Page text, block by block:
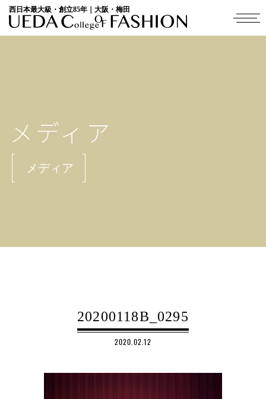
西日本最大級・創立85年｜大阪・梅田
メディア
メディア
20200118B_0295
2020.02.12